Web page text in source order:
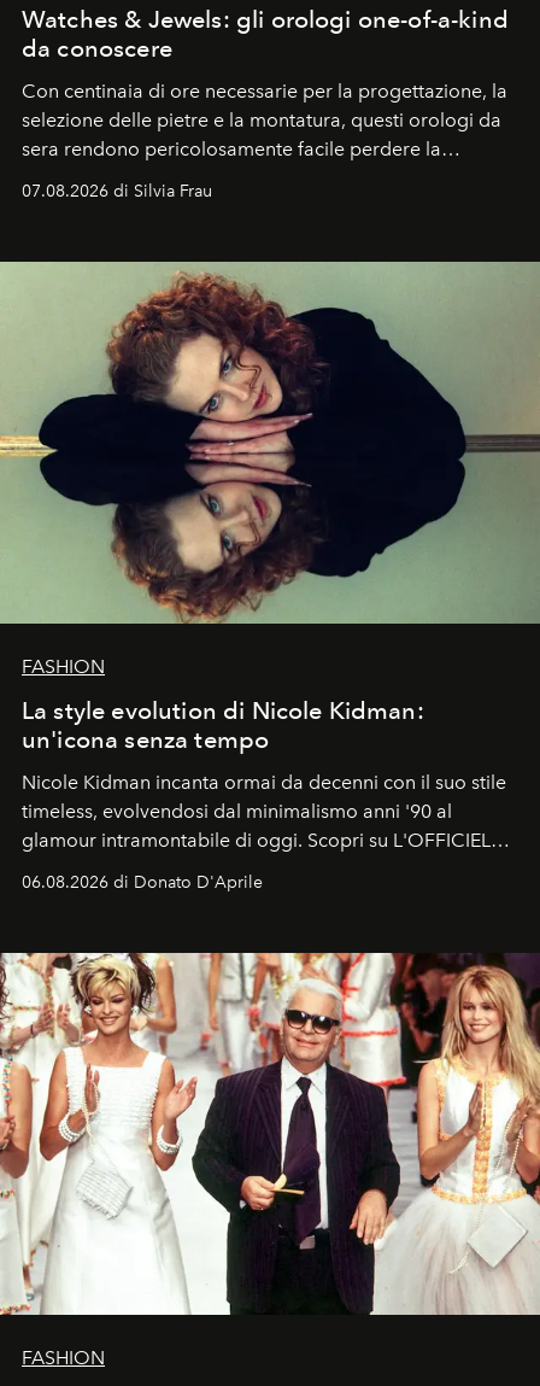
Watches & Jewels: gli orologi one-of-a-kind
da conoscere
Con centinaia di ore necessarie per la progettazione, la
selezione delle pietre e la montatura, questi orologi da
sera rendono pericolosamente facile perdere la
cognizione del tempo. Ma con quadranti così
07.08.2026 di Silvia Frau
FASHION
La style evolution di Nicole Kidman:
un'icona senza tempo
Nicole Kidman incanta ormai da decenni con il suo stile
timeless, evolvendosi dal minimalismo anni '90 al
glamour intramontabile di oggi. Scopri su L'OFFICIEL
Italia la sua style evolution.
06.08.2026 di Donato D'Aprile
FASHION